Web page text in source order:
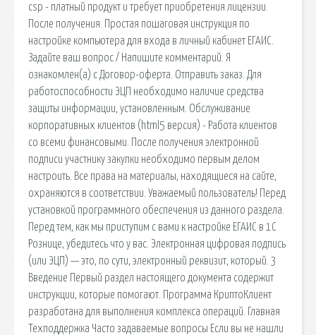
csp - платный продукт и требует приобретения лицензии.
После получения. Простая пошаговая инструкция по
настройке компьютера для входа в личный кабинет ЕГАИС.
Задайте ваш вопрос / Напишите комментарий. Я
ознакомлен(а) с Договор-оферта. Отправить заказ. Для
работоспособности ЭЦП необходимо наличие средства
защиты информации, установленным. Обслуживание
корпоративных клиентов (html5 версия) - Работа клиентов
со всеми финансовыми. После получения электронной
подписи участнику закупки необходимо первым делом
настроить. Все права на материалы, находящиеся на сайте,
охраняются в соответствии. Уважаемый пользователь! Перед
установкой программного обеспечения из данного раздела.
Перед тем, как мы приступим с вами к настройке ЕГАИС в 1С
Рознице, убедитесь что у вас. Электронная цифровая подпись
(или ЭЦП) — это, по сути, электронный реквизит, который. 3
Введение Первый раздел настоящего документа содержит
инструкции, которые помогают. Программа КриптоКлиент
разработана для выполнения комплекса операций. Главная
Техподдержка Часто задаваемые вопросы Если вы не нашли